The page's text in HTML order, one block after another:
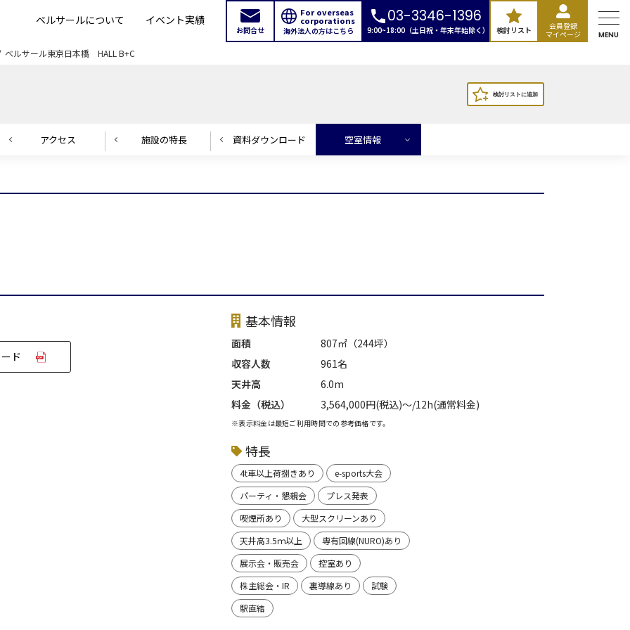
ベルサールについて イベント実績
お問合せ
For overseas
corporations
海外法人の方はこちら
03-3346-1396
9:00~18:00（土日祝・年末年始除く） 検討リスト
会員登録
マイページ
MENU
ベルサール東京日本橋 HALL B+C
アクセス 施設の特長 資料ダウンロード 空室情報
ド
基本情報
面積
807㎡（244坪）
収容人数
961名
天井高
6.0m
料金（税込）
3,564,000円(税込)〜/12h(通常料金)
※表示料金は最短ご利用時間での参考価格です。
特長
4t車以上荷捌きあり
e-sports大会
パーティ・懇親会
プレス発表
喫煙所あり
大型スクリーンあり
天井高3.5ｍ以上
専有回線(NURO)あり
展示会・販売会
控室あり
株主総会・IR
裏導線あり
試験
駅直結